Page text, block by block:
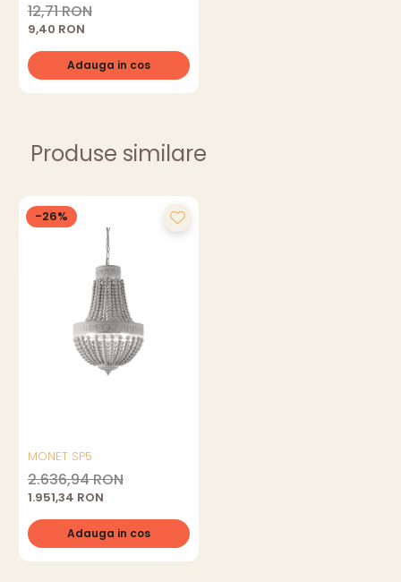
12,71 RON
9,40 RON
Adauga in cos
Produse similare
-26%
MONET SP5
2.636,94 RON
1.951,34 RON
Adauga in cos